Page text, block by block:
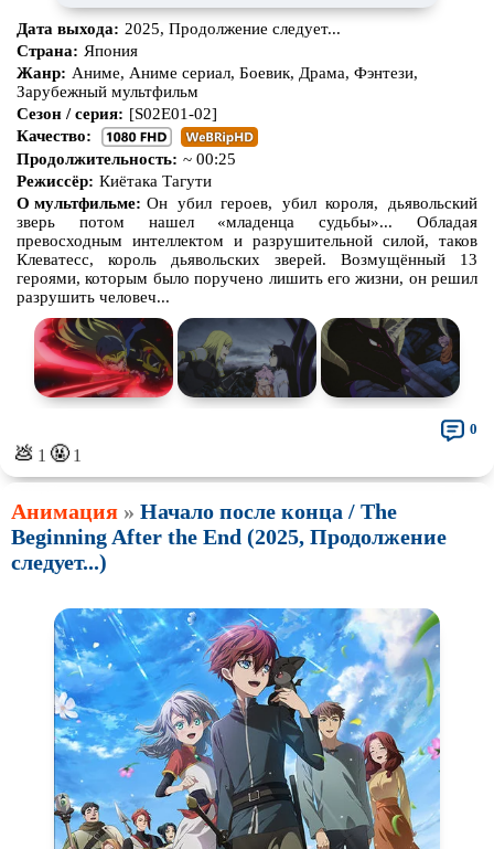
Дата выхода: 2025, Продолжение следует...
Страна: Япония
Жанр: Аниме, Аниме сериал, Боевик, Драма, Фэнтези,
Зарубежный мультфильм
Сезон / серия: [S02E01-02]
Качество:
Продолжительность: ~ 00:25
Режиссёр: Киётака Тагути
О мультфильме: Он убил героев, убил короля, дьявольский
зверь потом нашел «младенца судьбы»... Обладая
превосходным интеллектом и разрушительной силой, таков
Клеватесс, король дьявольских зверей. Возмущённый 13
героями, которым было поручено лишить его жизни, он решил
разрушить человеч...
💩 1 🤬 1
0
Анимация » Начало после конца / The
Beginning After the End (2025, Продолжение
следует...)